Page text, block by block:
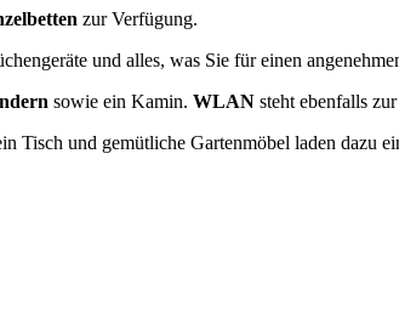
zur Verfügung.
und alles, was Sie für einen
sowie ein Kamin. WLAN steht ebenfalls
Tisch und gemütliche Gartenmöbel laden dazu